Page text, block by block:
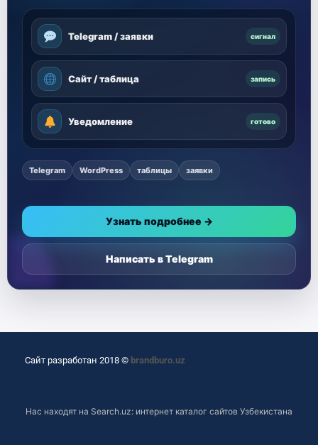
Telegram / заявки сигнал
Сайт / таблица запись
Уведомление готово
Telegram WordPress таблицы заявки
Узнать подробнее →
Написать в Telegram
Сайт разработан 2018 © brandburo.uz
Нас находят на Search.uz: интернет каталог сайтов Узбекистана